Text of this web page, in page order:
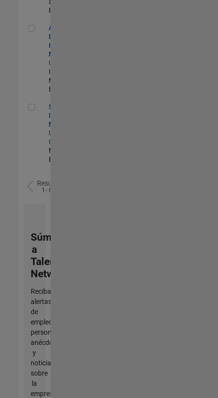
Experimentado
Aerospace & Defense Industry Manager
Aerospace &
Defense
Industry
Manager
US-MA-Natick
Industry
Marketing |
Experimentado
Semiconductor Industry Manager
Semiconductor
Industry
Manager
US-CA-Santa
Clara
Marketing |
Experimentado
Resultados
1- 6 de
Súmese
a
Talent
Network
Reciba
alertas
de
empleo
personalizadas,
anécdotas
y
noticias
sobre
la
empresa.